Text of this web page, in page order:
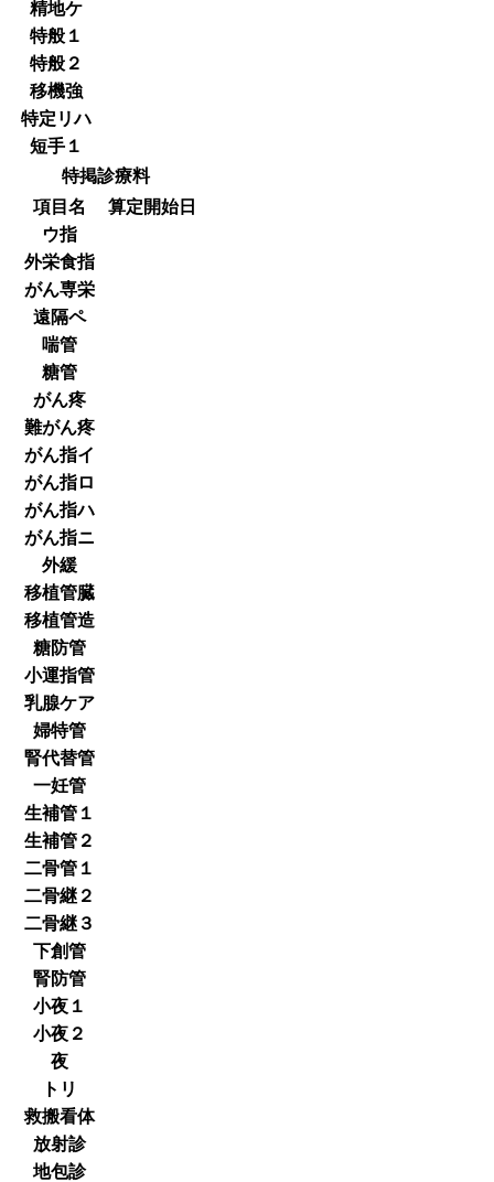
精地ケ
特般１
特般２
移機強
特定リハ
短手１
特掲診療料
項目名
算定開始日
ウ指
外栄食指
がん専栄
遠隔ペ
喘管
糖管
がん疼
難がん疼
がん指イ
がん指ロ
がん指ハ
がん指ニ
外緩
移植管臓
移植管造
糖防管
小運指管
乳腺ケア
婦特管
腎代替管
一妊管
生補管１
生補管２
二骨管１
二骨継２
二骨継３
下創管
腎防管
小夜１
小夜２
夜
トリ
救搬看体
放射診
地包診